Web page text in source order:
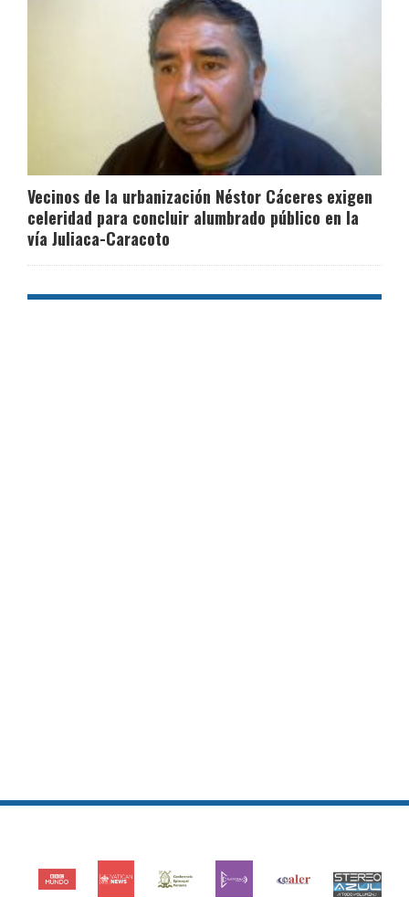
Vecinos de la urbanización Néstor Cáceres exigen
celeridad para concluir alumbrado público en la
vía Juliaca-Caracoto